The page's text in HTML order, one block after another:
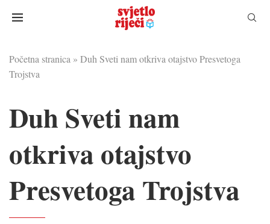
Početna stranica » Duh Sveti nam otkriva otajstvo Presvetoga
Trojstva
Duh Sveti nam
otkriva otajstvo
Presvetoga Trojstva